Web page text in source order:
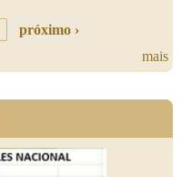
próximo ›
mais